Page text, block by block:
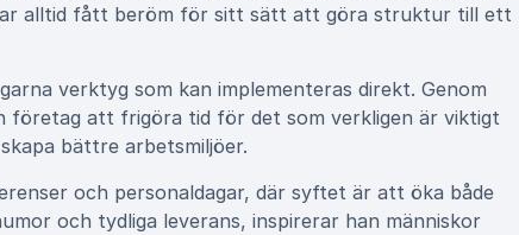
alltid fått beröm för sitt sätt att göra struktur till ett
verktyg som kan implementeras direkt. Genom
företag att frigöra tid för det som verkligen är viktigt
bättre arbetsmiljöer.
och personaldagar, där syftet är att öka både
och tydliga leverans, inspirerar han människor